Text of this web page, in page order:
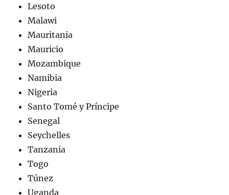
Lesoto
Malawi
Mauritania
Mauricio
Mozambique
Namibia
Nigeria
Santo Tomé y Príncipe
Senegal
Seychelles
Tanzania
Togo
Túnez
Uganda